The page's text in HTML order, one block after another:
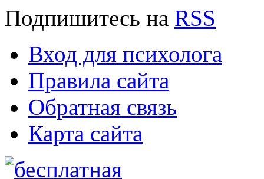
Подпишитесь на RSS
Вход для психолога
Правила сайта
Обратная связь
Карта сайта